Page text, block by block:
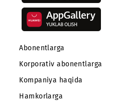
Abonentlarga